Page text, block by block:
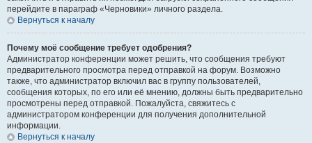
перейдите в параграф «Черновики» личного раздела.
Вернуться к началу
Почему моё сообщение требует одобрения?
Администратор конференции может решить, что сообщения требуют
предварительного просмотра перед отправкой на форум. Возможно
также, что администратор включил вас в группу пользователей,
сообщения которых, по его или её мнению, должны быть предварительно
просмотрены перед отправкой. Пожалуйста, свяжитесь с
администратором конференции для получения дополнительной
информации.
Вернуться к началу